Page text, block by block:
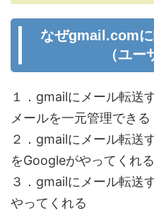
なぜgmail.com
（ユー
１．gmailにメール転送
メールを一元管理できる
２．gmailにメール転送
をGoogleがやってくれる
３．gmailにメール転送
やってくれる